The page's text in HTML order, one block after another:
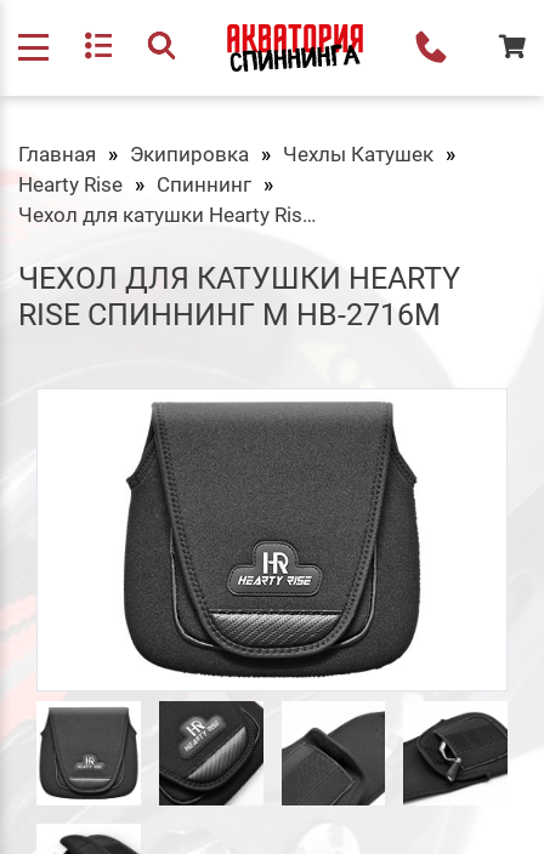
Главная Экипировка
Чехлы Катушек
Hearty Rise
Спиннинг
Чехол для катушки Hearty Rise Спиннинг M HB-2716M
ЧЕХОЛ ДЛЯ КАТУШКИ HEARTY
RISE СПИННИНГ M HB-2716M